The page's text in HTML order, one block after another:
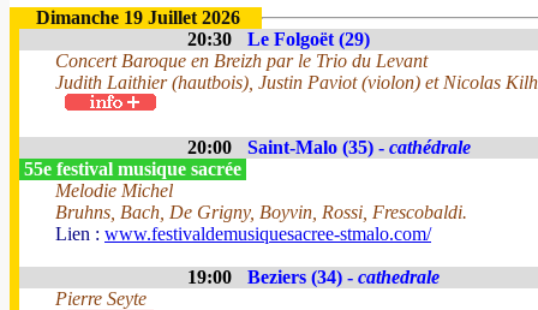
Dimanche 19 Juillet 2026
20:30
Le Folgoët (29)
Concert Baroque en Breizh par le Trio du Levant
Judith Laithier (hautbois), Justin Paviot (violon) et Nicolas
20:00 Saint-Malo (35) - cathédrale
55e festival musique sacrée
Melodie Michel
Bruhns, Bach, De Grigny, Boyvin, Rossi, Frescobaldi.
Lien : www.festivaldemusiquesacree-stmalo.com/
19:00 Beziers (34) - cathedrale
Pierre Seyte